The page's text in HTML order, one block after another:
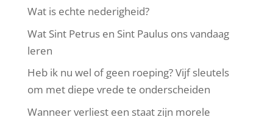
Wat is echte nederigheid?
Wat Sint Petrus en Sint Paulus ons vandaag
leren
Heb ik nu wel of geen roeping? Vijf sleutels
om met diepe vrede te onderscheiden
Wanneer verliest een staat zijn morele